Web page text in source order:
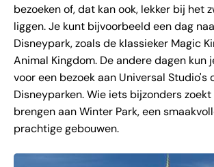
bezoeken of, dat kan ook, lekker bij het
liggen. Je kunt bijvoorbeeld een dag
Disneypark, zoals de klassieker Magic
Animal Kingdom. De andere dagen kun
voor een bezoek aan Universal Studio's
Disneyparken. Wie iets bijzonders
brengen aan Winter Park, een
prachtige gebouwen.